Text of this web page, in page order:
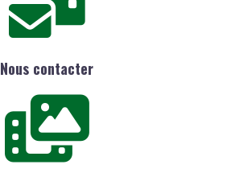
Nous contacter